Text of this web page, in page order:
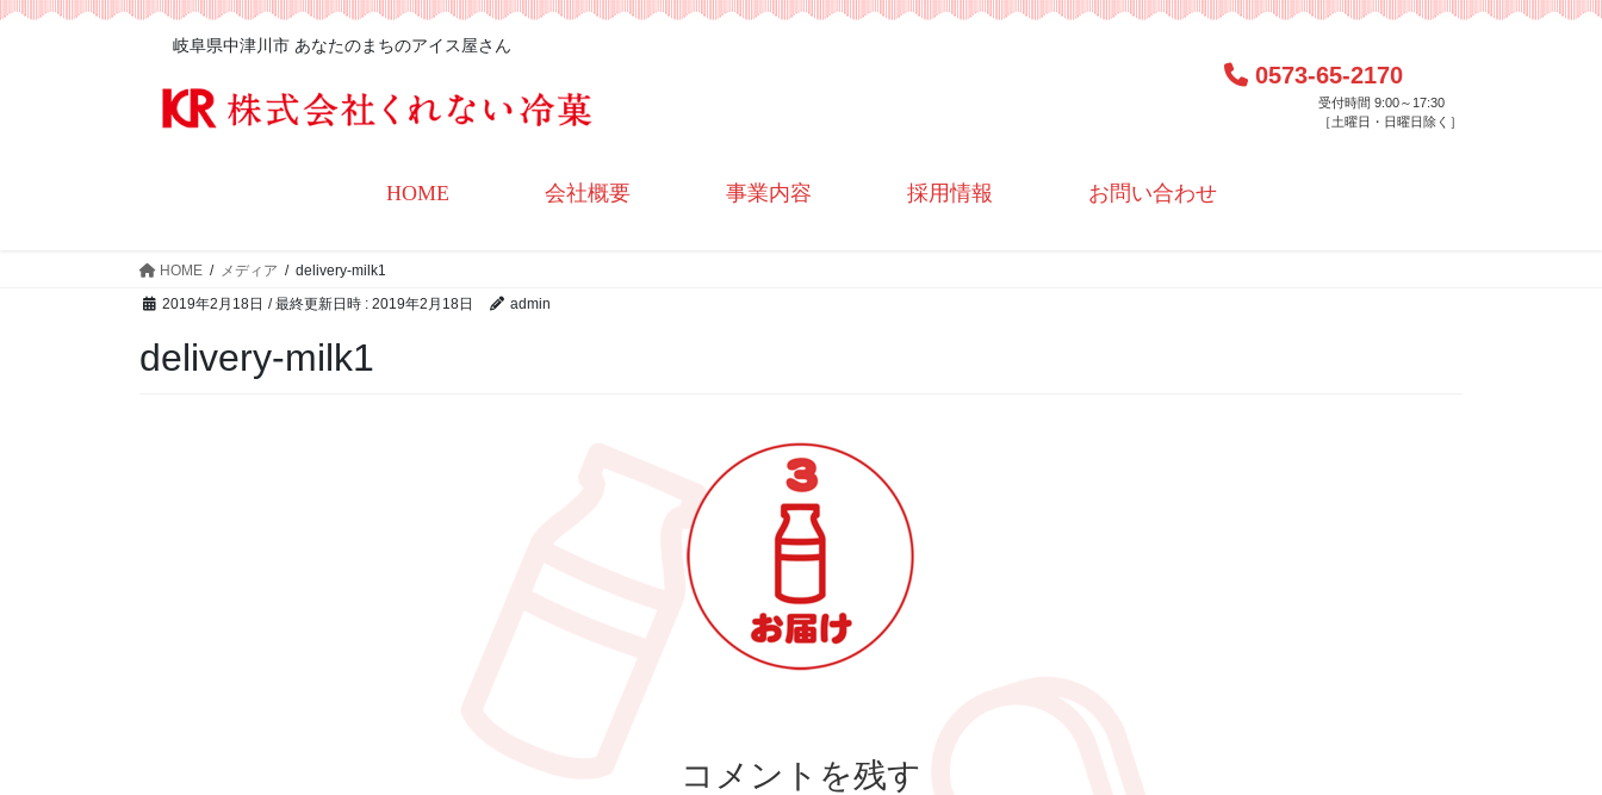
岐阜県中津川市 あなたのまちのアイス屋さん
0573-65-2170
受付時間 9:00～17:30
［土曜日・日曜日除く］
HOME 会社概要 事業内容 採用情報 お問い合わせ
HOME メディア
delivery-milk1
2019年2月18日 / 最終更新日時 : 2019年2月18日 admin
delivery-milk1
コメントを残す